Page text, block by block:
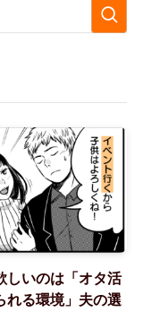
しいのは「オタ活
れる環境」夫の選